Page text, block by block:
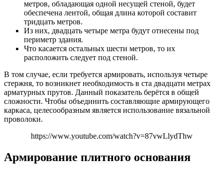
метров, обладающая одной несущей стеной, будет
обеспечена лентой, общая длина которой составит
тридцать метров.
Из них, двадцать четыре метра будут отнесены под
периметр здания.
Что касается остальных шести метров, то их
расположить следует под стеной.
В том случае, если требуется армировать, используя четыре
стержня, то возникнет необходимость в ста двадцати метрах
арматурных прутов. Данный показатель берётся в общей
сложности. Чтобы объединить составляющие армирующего
каркаса, целесообразным является использование вязальной
проволоки.
https://www.youtube.com/watch?v=87vwLlydThw
Армирование плитного основания